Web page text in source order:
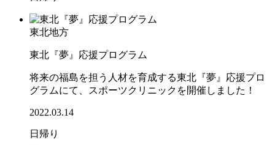
東北地方
東北『夢』応援プログラム
将来の福島を担う人材を育成する東北『夢』応援プロ
グラムにて、スポーツクリニックを開催しました！
2022.03.14
日帰り